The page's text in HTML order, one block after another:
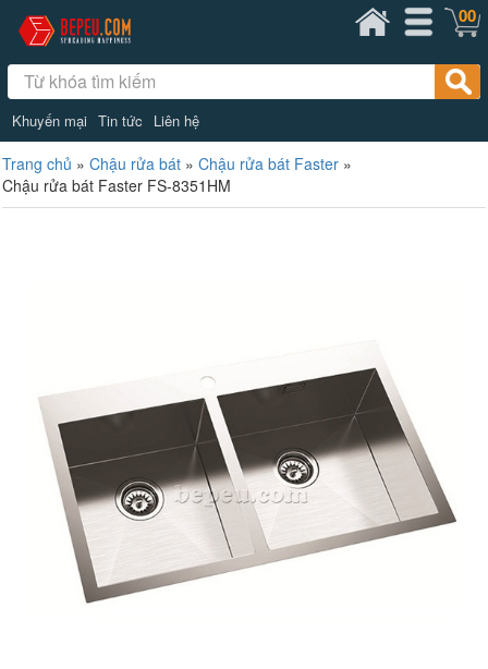
Khuyến mại Tin tức Liên hệ
00
Trang chủ » Chậu rửa bát » Chậu rửa bát Faster »
Chậu rửa bát Faster FS-8351HM